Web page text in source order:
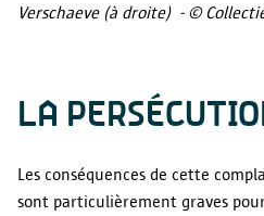
Verschaeve (à droite) - ©
LA
Les conséquences de cette
sont particulièrement graves